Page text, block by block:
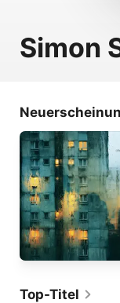
Simon
Top-Titel